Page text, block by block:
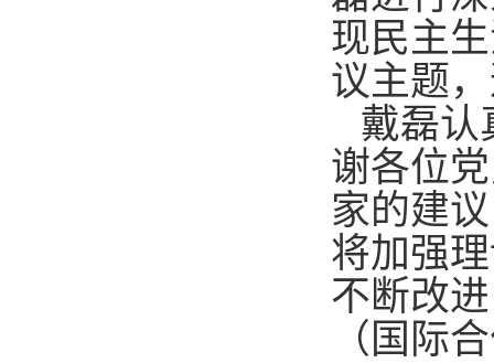
现民主
议主题
戴磊认
谢各位
家的建
将加强
不断改
（国际